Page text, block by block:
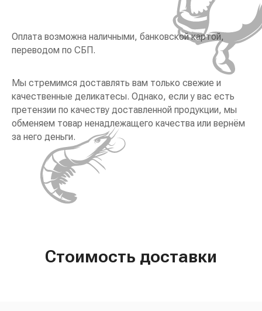
Оплата возможна наличными, банковской картой,
переводом по СБП.
Мы стремимся доставлять вам только свежие и
качественные деликатесы. Однако, если у вас есть
претензии по качеству доставленной продукции, мы
обменяем товар ненадлежащего качества или вернём
за него деньги.
Стоимость доставки